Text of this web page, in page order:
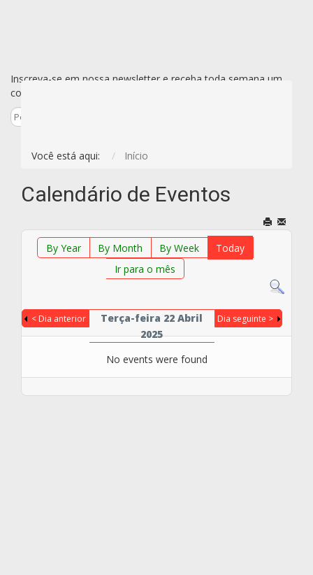
Inscreva-se em nossa newsletter e receba toda semana um
conjunto de todas as novidades de uma vez só por e-mail.
Você está aqui: Início
Calendário de Eventos
By Year By Month By Week
Today
Ir para o mês
< Dia anterior
Terça-feira 22 Abril
2025
Dia seguinte >
No events were found